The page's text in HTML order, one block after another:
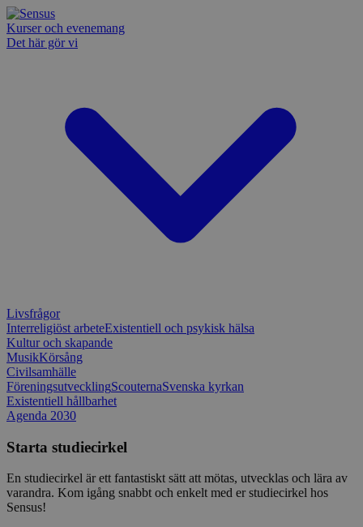
Kurser och evenemang
Det här gör vi
Livsfrågor
Interreligiöst arbeteExistentiell och psykisk hälsa
Kultur och skapande
MusikKörsång
Civilsamhälle
FöreningsutvecklingScouternaSvenska kyrkan
Existentiell hållbarhet
Agenda 2030
Starta studiecirkel
En studiecirkel är ett fantastiskt sätt att mötas, utvecklas och lära av
varandra. Kom igång snabbt och enkelt med er studiecirkel hos
Sensus!